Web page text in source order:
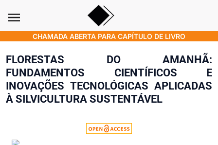
menu
CHAMADA ABERTA PARA CAPÍTULO DE LIVRO
FLORESTAS DO AMANHÃ:
FUNDAMENTOS CIENTÍFICOS E
INOVAÇÕES TECNOLÓGICAS APLICADAS
À SILVICULTURA SUSTENTÁVEL